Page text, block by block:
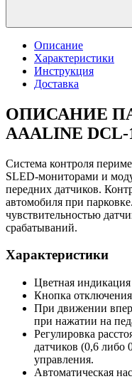
Описание
Характеристики
Инструкция
Доставка
ОПИСАНИЕ
AAALINE DCL-
Система контроля
SLED-мониторами и
передних датчиков.
автомобиля при
чувствительностью
срабатываний.
Xарактеристики
Цветная
Кнопка
При движении
при нажатии на
Регулировка
датчиков (0,6 либо
управления.
Автоматическая